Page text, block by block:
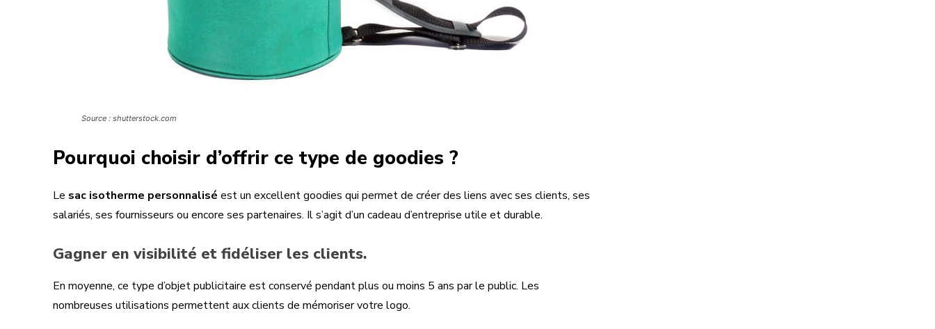
Source : shutterstock.com
Pourquoi choisir d’offrir ce type de goodies ?
Le sac isotherme personnalisé est un excellent goodies qui permet de créer des liens avec ses clients, ses
salariés, ses fournisseurs ou encore ses partenaires. Il s’agit d’un cadeau d’entreprise utile et durable.
Gagner en visibilité et fidéliser les clients.
En moyenne, ce type d’objet publicitaire est conservé pendant plus ou moins 5 ans par le public. Les
nombreuses utilisations permettent aux clients de mémoriser votre logo.